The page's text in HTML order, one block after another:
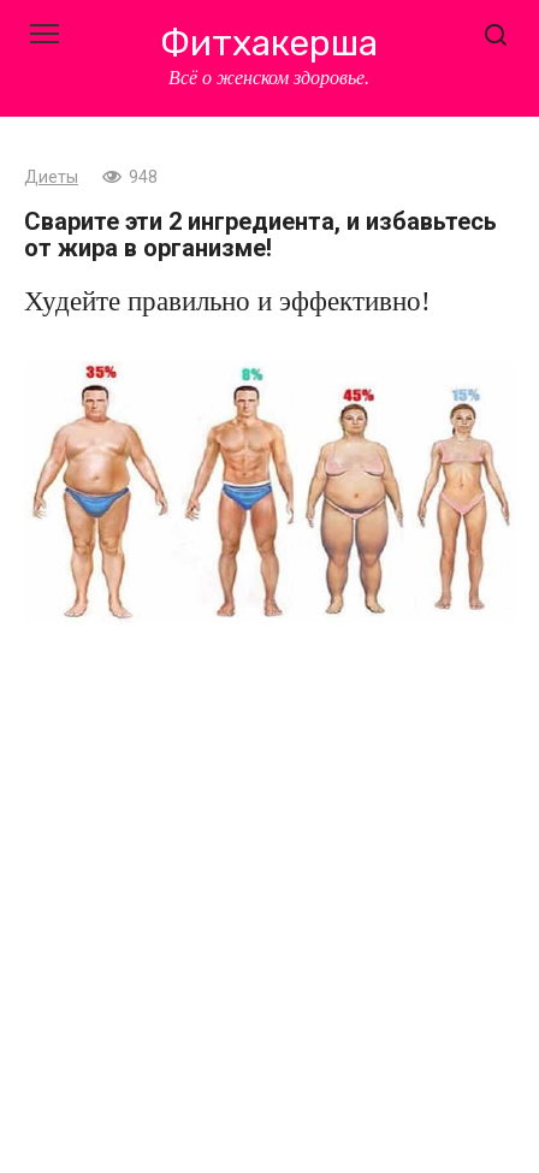
Фитхакерша
Всё о женском здоровье.
Диеты 948
Сварите эти 2 ингредиента, и избавьтесь
от жира в организме!
Худейте правильно и эффективно!